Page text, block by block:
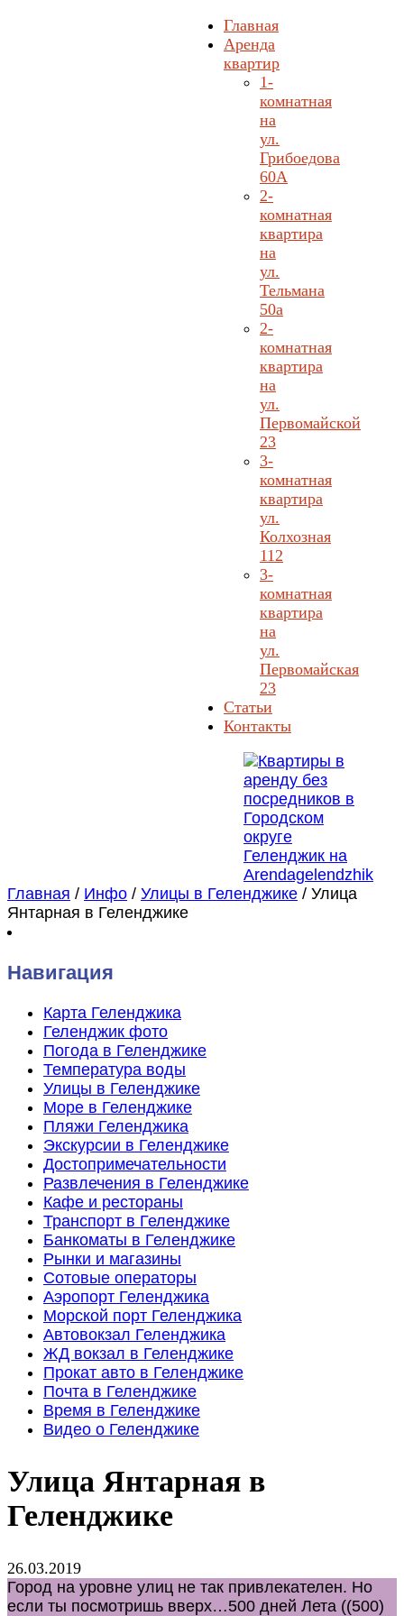
Главная
Аренда
квартир
1-
комнатная
на
ул.
Грибоедова
60А
2-
комнатная
квартира
на
ул.
Тельмана
50а
2-
комнатная
квартира
на
ул.
Первомайской
23
3-
комнатная
квартира
ул.
Колхозная
112
3-
комнатная
квартира
на
ул.
Первомайская
23
Статьи
Контакты
Главная / Инфо / Улицы в Геленджике / Улица
Янтарная в Геленджике
Навигация
Карта Геленджика
Геленджик фото
Погода в Геленджике
Температура воды
Улицы в Геленджике
Море в Геленджике
Пляжи Геленджика
Экскурсии в Геленджике
Достопримечательности
Развлечения в Геленджике
Кафе и рестораны
Транспорт в Геленджике
Банкоматы в Геленджике
Рынки и магазины
Сотовые операторы
Аэропорт Геленджика
Морской порт Геленджика
Автовокзал Геленджика
ЖД вокзал в Геленджике
Прокат авто в Геленджике
Почта в Геленджике
Время в Геленджике
Видео о Геленджике
Улица Янтарная в
Геленджике
26.03.2019
Город на уровне улиц не так привлекателен. Но
если ты посмотришь вверх…500 дней Лета ((500)